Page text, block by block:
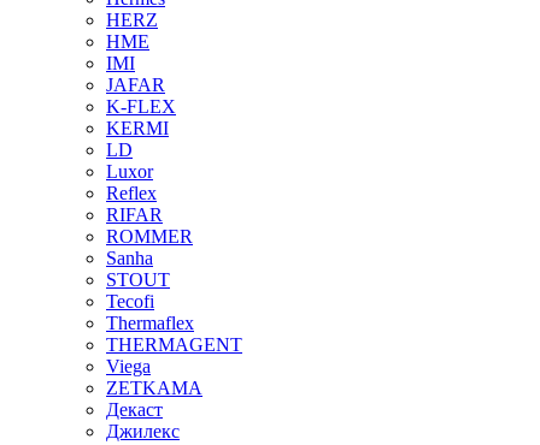
HERZ
HME
IMI
JAFAR
K-FLEX
KERMI
LD
Luxor
Reflex
RIFAR
ROMMER
Sanha
STOUT
Tecofi
Thermaflex
THERMAGENT
Viega
ZETKAMA
Декаст
Джилекс